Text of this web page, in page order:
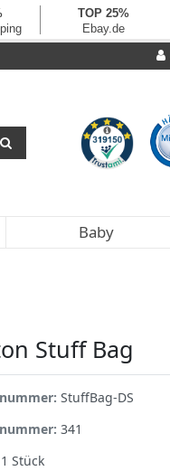
Baby
Stuff Bag
StuffBag-DS
341
1 Stück